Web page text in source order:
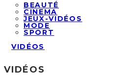
BEAUTÉ
CINEMA
JEUX-VIDÉOS
MODE
SPORT
VIDÉOS
VIDÉOS